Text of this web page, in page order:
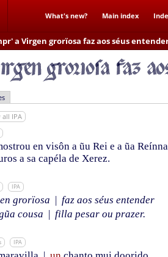
What's new? Main index
a Virgen grorïosa faz aos séus
all IPA
en visôn a ũu Rei e a ũa
a sa capéla de Xerez.
IPA
grorïosa | faz aos séus entender
cousa | filla pesar ou prazer.
IPA